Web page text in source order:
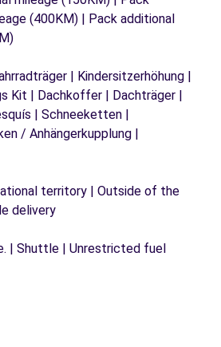
(400KM) | Pack additional
| Kindersitzerhöhung |
Kit | Dachkoffer | Dachträger |
| Schneeketten |
/ Anhängerkupplung |
territory | Outside of the
delivery
| Shuttle | Unrestricted fuel